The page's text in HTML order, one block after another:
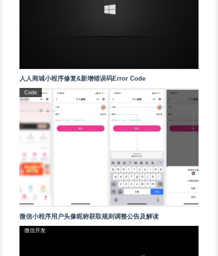
人人商城小程序修复&新增错误码Error Code
Code
微信小程序用户头像昵称获取规则调整公告及解读
微信开发